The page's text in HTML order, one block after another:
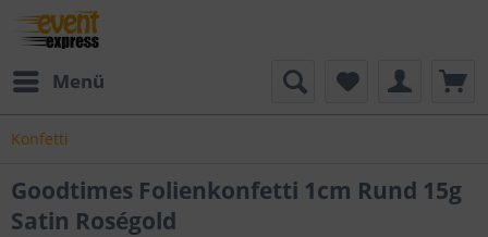
Menü
Konfetti
Goodtimes Folienkonfetti 1cm Rund 15g
Satin Roségold